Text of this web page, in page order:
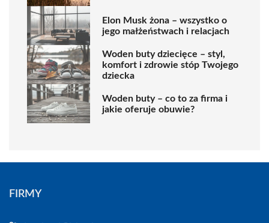
Elon Musk żona – wszystko o
jego małżeństwach i relacjach
Woden buty dziecięce – styl,
komfort i zdrowie stóp Twojego
dziecka
Woden buty – co to za firma i
jakie oferuje obuwie?
FIRMY